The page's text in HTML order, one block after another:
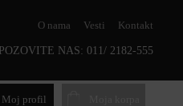
O nama Vesti Kontakt
POZOVITE NAS: 011/ 2182-555
Moj profil